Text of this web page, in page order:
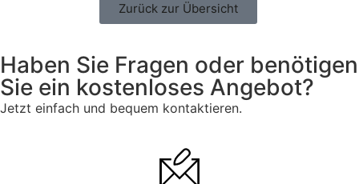
Zurück zur Übersicht
Haben Sie Fragen oder benötigen
Sie ein kostenloses Angebot?
Jetzt einfach und bequem kontaktieren.